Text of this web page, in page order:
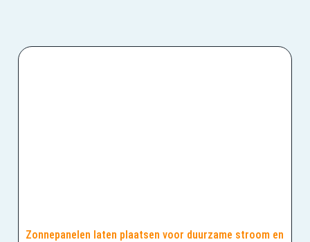
Zonnepanelen laten plaatsen voor duurzame stroom en